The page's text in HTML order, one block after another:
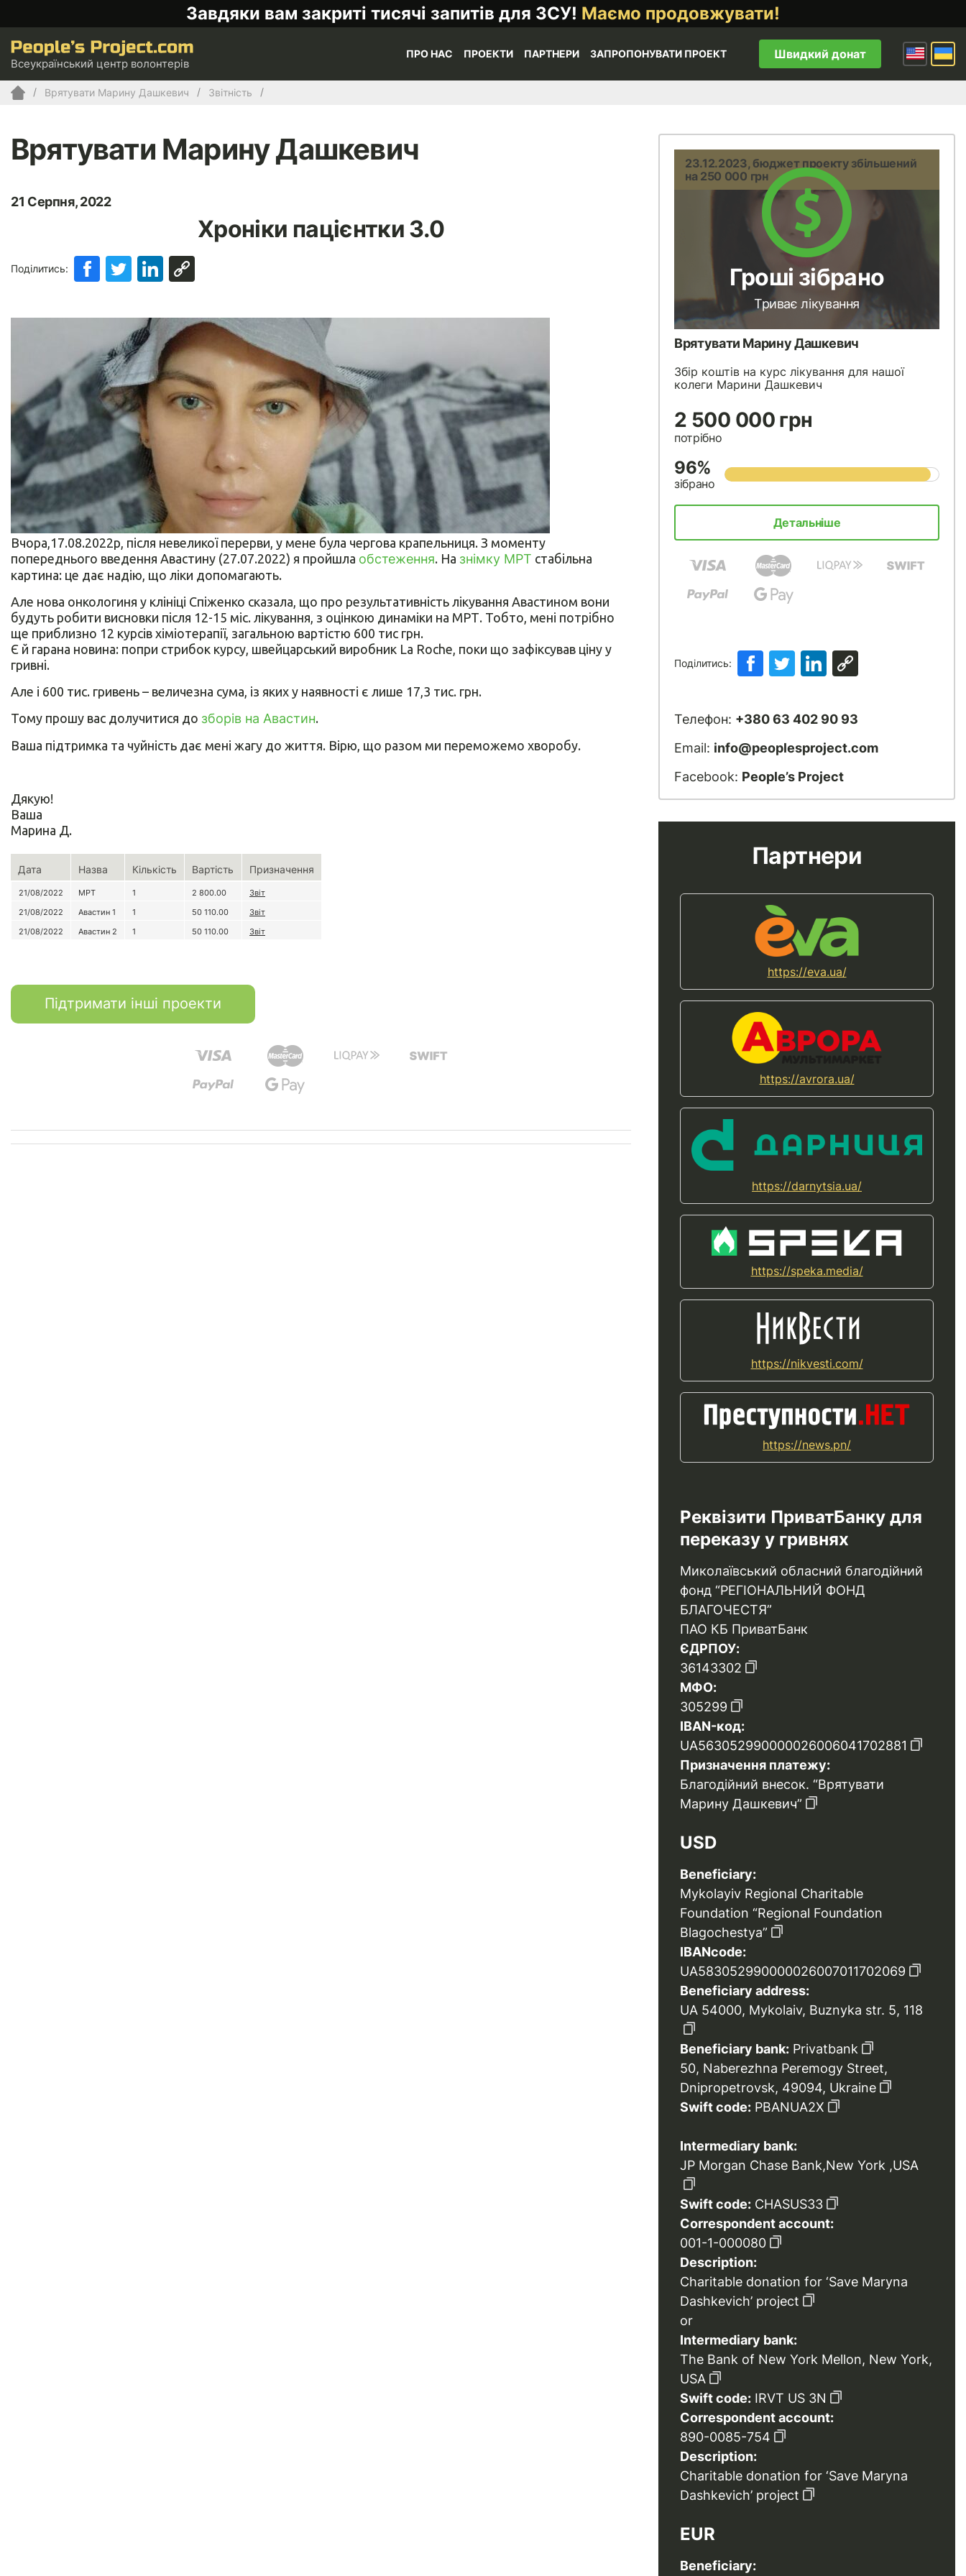
Завдяки вам закриті тисячі запитів для ЗСУ! Маємо продовжувати!
Всеукраїнський центр волонтерів
ПРО НАС ПРОЕКТИ ПАРТНЕРИ ЗАПРОПОНУВАТИ ПРОЕКТ Швидкий донат
Врятувати Марину Дашкевич Звітність
Врятувати Марину Дашкевич
21 Серпня, 2022
Хроніки пацієнтки 3.0
Поділитись:
Вчора,17.08.2022р, після невеликої перерви, у мене була чергова крапельниця. З моменту
попереднього введення Авастину (27.07.2022) я пройшла обстеження. На знімку МРТ стабільна
картина: це дає надію, що ліки допомагають.
Але нова онкологиня у клініці Спіженко сказала, що про результативність лікування Авастином вони
будуть робити висновки після 12-15 міс. лікування, з оцінкою динаміки на МРТ. Тобто, мені потрібно
ще приблизно 12 курсів хіміотерапії, загальною вартістю 600 тис грн.
Є й гарана новина: попри стрибок курсу, швейцарський виробник La Roche, поки що зафіксував ціну у
гривні.
Але і 600 тис. гривень – величезна сума, із яких у наявності є лише 17,3 тис. грн.
Тому прошу вас долучитися до зборів на Авастин.
Ваша підтримка та чуйність дає мені жагу до життя. Вірю, що разом ми переможемо хворобу.
Дякую!
Ваша
Марина Д.
Дата Назва Кількість Вартість Призначення
21/08/2022 МРТ 1 2 800.00
Звіт
21/08/2022
Авастин 1 1 50 110.00
Звіт
21/08/2022
Авастин 2 1 50 110.00 Звіт
Підтримати інші проекти
23.12.2023, бюджет проекту збільшений
на 250 000 грн
Гроші зібрано
Триває лікування
Врятувати Марину Дашкевич
Збір коштів на курс лікування для нашої
колеги Марини Дашкевич
2 500 000 грн
потрібно
96%
зібрано
Детальніше
Поділитись:
Телефон: +380 63 402 90 93
Email: info@peoplesproject.com
Facebook: People’s Project
Партнери
https://eva.ua/
https://avrora.ua/
https://darnytsia.ua/
https://speka.media/
https://nikvesti.com/
https://news.pn/
Реквізити ПриватБанку для
переказу у гривнях
Миколаївський обласний благодійний
фонд “РЕГІОНАЛЬНИЙ ФОНД
БЛАГОЧЕСТЯ”
ПАО КБ ПриватБанк
ЄДРПОУ:
36143302
МФО:
305299
IBAN-код:
UA563052990000026006041702881
Призначення платежу:
Благодійний внесок. “Врятувати
Марину Дашкевич”
USD
Beneficiary:
Mykolayiv Regional Charitable
Foundation “Regional Foundation
Blagochestya”
IBANcode:
UA583052990000026007011702069
Beneficiary address:
UA 54000, Mykolaiv, Buznyka str. 5, 118
Beneficiary bank: Privatbank
50, Naberezhna Peremogy Street,
Dnipropetrovsk, 49094, Ukraine
Swift code: PBANUA2X
Intermediary bank:
JP Morgan Chase Bank,New York ,USA
Swift code: CHASUS33
Correspondent account:
001-1-000080
Description:
Charitable donation for ‘Save Maryna
Dashkevich’ project
or
Intermediary bank:
The Bank of New York Mellon, New York,
USA
Swift code: IRVT US 3N
Correspondent account:
890-0085-754
Description:
Charitable donation for ‘Save Maryna
Dashkevich’ project
EUR
Beneficiary: